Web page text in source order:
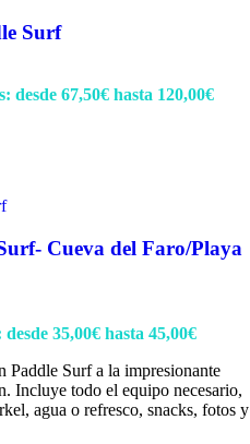
Surf
desde 67,50€ hasta 120,00€
Cueva del Faro/Playa
35,00€ hasta 45,00€
Paddle Surf a la impresionante
Incluye todo el equipo necesario,
agua o refresco, snacks, fotos y